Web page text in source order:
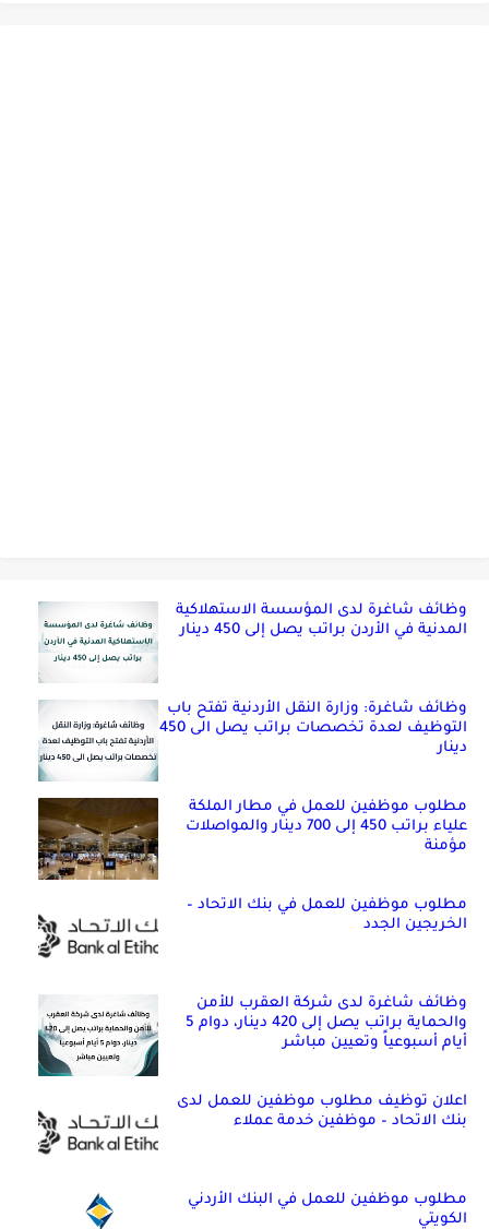
وظائف شاغرة لدى المؤسسة الاستهلاكية
المدنية في الأردن براتب يصل إلى 450 دينار
وظائف شاغرة: وزارة النقل الأردنية تفتح باب
التوظيف لعدة تخصصات براتب يصل الى 450
دينار
مطلوب موظفين للعمل في مطار الملكة
علياء براتب 450 إلى 700 دينار والمواصلات
مؤمنة
مطلوب موظفين للعمل في بنك الاتحاد –
الخريجين الجدد
وظائف شاغرة لدى شركة العقرب للأمن
والحماية براتب يصل إلى 420 دينار، دوام 5
أيام أسبوعياً وتعيين مباشر
اعلان توظيف مطلوب موظفين للعمل لدى
بنك الاتحاد – موظفين خدمة عملاء
مطلوب موظفين للعمل في البنك الأردني
الكويتي